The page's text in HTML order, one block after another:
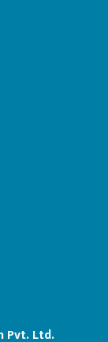
Pvt. Ltd.